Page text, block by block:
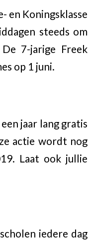
en Koningsklasse
steeds om
7-jarige Freek
op 1 juni.
jaar lang gratis
actie wordt nog
Laat ook jullie
iedere dag